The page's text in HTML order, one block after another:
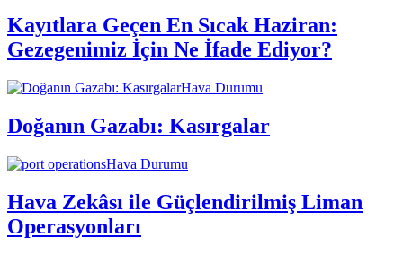
Kayıtlara Geçen En Sıcak Haziran:
Gezegenimiz İçin Ne İfade Ediyor?
Hava Durumu
Doğanın Gazabı: Kasırgalar
Hava Durumu
Hava Zekâsı ile Güçlendirilmiş Liman
Operasyonları